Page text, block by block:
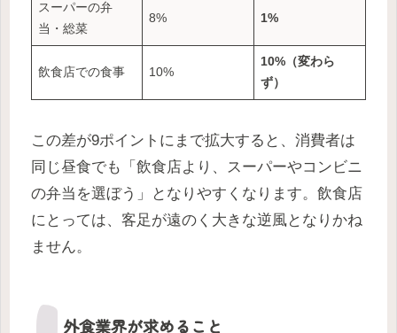
スーパーの弁
当・総菜
8% 1%
飲食店での食事 10%
10%（変わら
ず）
この差が9ポイントにまで拡大すると、消費者は
同じ昼食でも「飲食店より、スーパーやコンビニ
の弁当を選ぼう」となりやすくなります。飲食店
にとっては、客足が遠のく大きな逆風となりかね
ません。
外食業界が求めること